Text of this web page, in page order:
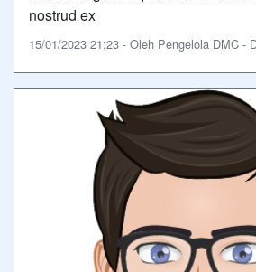
nostrud ex
15/01/2023 21:23 - Oleh Pengelola DMC -